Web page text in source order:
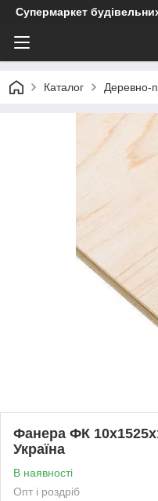
Супермаркет
Каталог Деревно-
Фанера ФК
Україна
В наявності
Опт і роздріб